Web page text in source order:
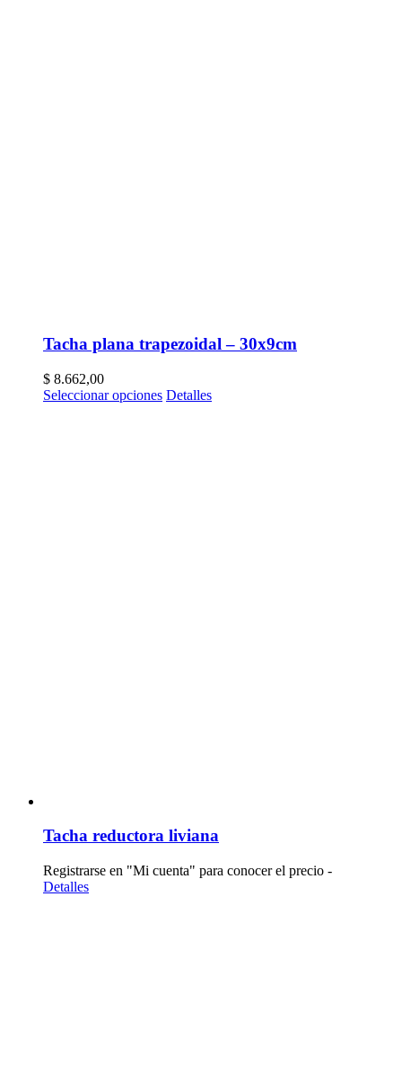
Tacha plana trapezoidal – 30x9cm
$ 8.662,00
Seleccionar opciones Detalles
Tacha reductora liviana
Registrarse en "Mi cuenta" para conocer el precio -
Detalles